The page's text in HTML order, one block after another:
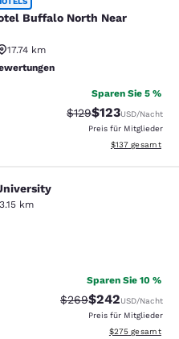
Buffalo North
Buffalo North Near
17.74 km
Sparen Sie 5 %
Durchgestrichener
$129Vergünstigter
$123USD/Nacht
Preis für Mitglieder
Geschätzte
$137 gesamt
km
Gut. 1848 Bewertungen
Sparen Sie 10 %
Durchgestrichener
$269Vergünstigter
$242USD/Nacht
Preis für Mitglieder
Geschätzte
$275 gesamt